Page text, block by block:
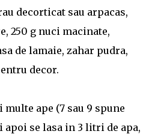
decorticat sau arpacas,
250 g nuci macinate,
de lamaie, zahar pudra,
decor.
ape (7 sau 9 spune
se lasa in 3 litri de apa,